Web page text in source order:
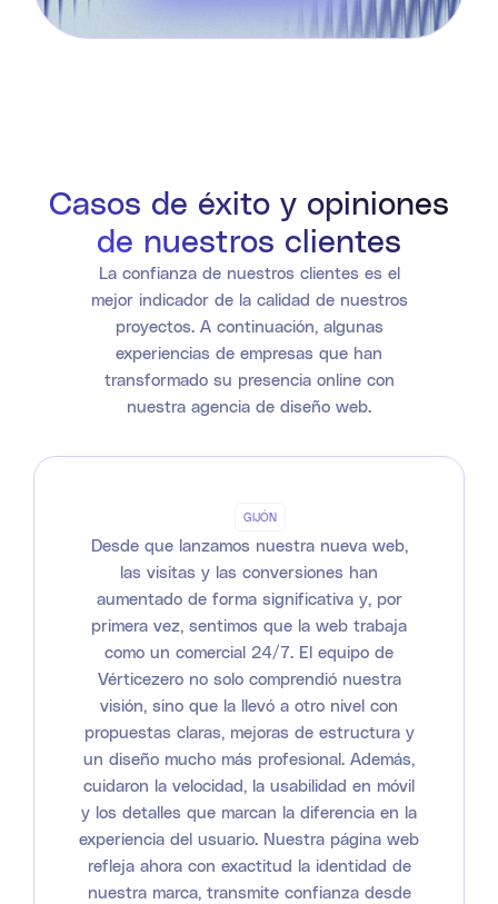
Casos de éxito y opiniones
de nuestros clientes
La confianza de nuestros clientes es el
mejor indicador de la calidad de nuestros
proyectos. A continuación, algunas
experiencias de empresas que han
transformado su presencia online con
nuestra agencia de diseño web.
GIJÓN
Desde que lanzamos nuestra nueva web,
las visitas y las conversiones han
aumentado de forma significativa y, por
primera vez, sentimos que la web trabaja
como un comercial 24/7. El equipo de
Vérticezero no solo comprendió nuestra
visión, sino que la llevó a otro nivel con
propuestas claras, mejoras de estructura y
un diseño mucho más profesional. Además,
cuidaron la velocidad, la usabilidad en móvil
y los detalles que marcan la diferencia en la
experiencia del usuario. Nuestra página web
refleja ahora con exactitud la identidad de
nuestra marca, transmite confianza desde